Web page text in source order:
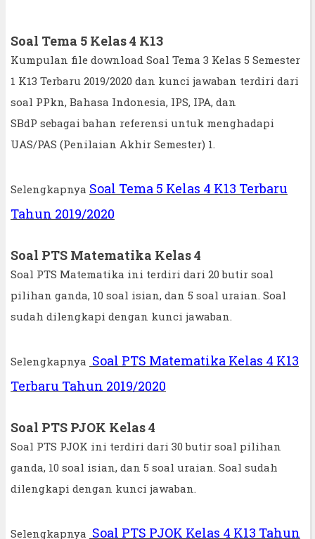
Soal Tema 5 Kelas 4 K13
Kumpulan file download Soal Tema 3 Kelas 5 Semester
1 K13 Terbaru 2019/2020 dan kunci jawaban terdiri dari
soal PPkn, Bahasa Indonesia, IPS, IPA, dan
SBdP sebagai bahan referensi untuk menghadapi
UAS/PAS (Penilaian Akhir Semester) 1.
Selengkapnya Soal Tema 5 Kelas 4 K13 Terbaru
Tahun 2019/2020
Soal PTS Matematika Kelas 4
Soal PTS Matematika ini terdiri dari 20 butir soal
pilihan ganda, 10 soal isian, dan 5 soal uraian. Soal
sudah dilengkapi dengan kunci jawaban.
Selengkapnya Soal PTS Matematika Kelas 4 K13
Terbaru Tahun 2019/2020
Soal PTS PJOK Kelas 4
Soal PTS PJOK ini terdiri dari 30 butir soal pilihan
ganda, 10 soal isian, dan 5 soal uraian. Soal sudah
dilengkapi dengan kunci jawaban.
Selengkapnya Soal PTS PJOK Kelas 4 K13 Tahun